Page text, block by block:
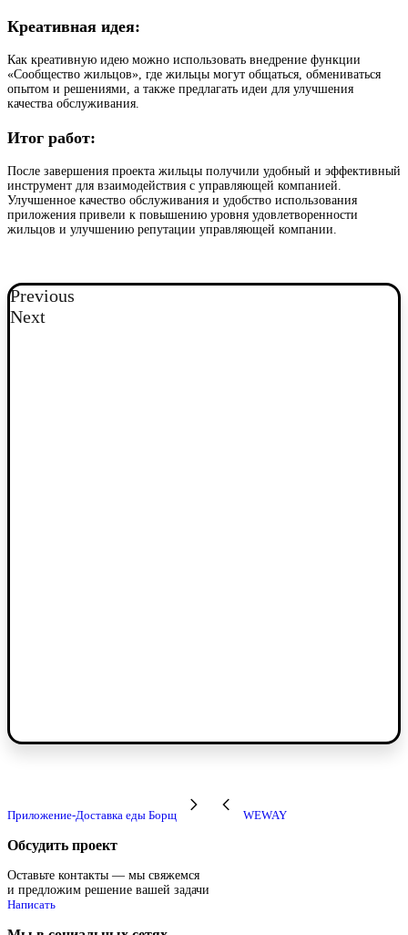
Креативная идея:
Как креативную идею можно использовать внедрение функции
«Сообщество жильцов», где жильцы могут общаться, обмениваться
опытом и решениями, а также предлагать идеи для улучшения
качества обслуживания.
Итог работ:
После завершения проекта жильцы получили удобный и эффективный
инструмент для взаимодействия с управляющей компанией.
Улучшенное качество обслуживания и удобство использования
приложения привели к повышению уровня удовлетворенности
жильцов и улучшению репутации управляющей компании.
Previous
Next
Приложение-Доставка еды Борщ WEWAY
Обсудить проект
Оставьте контакты — мы свяжемся
и предложим решение вашей задачи
Написать